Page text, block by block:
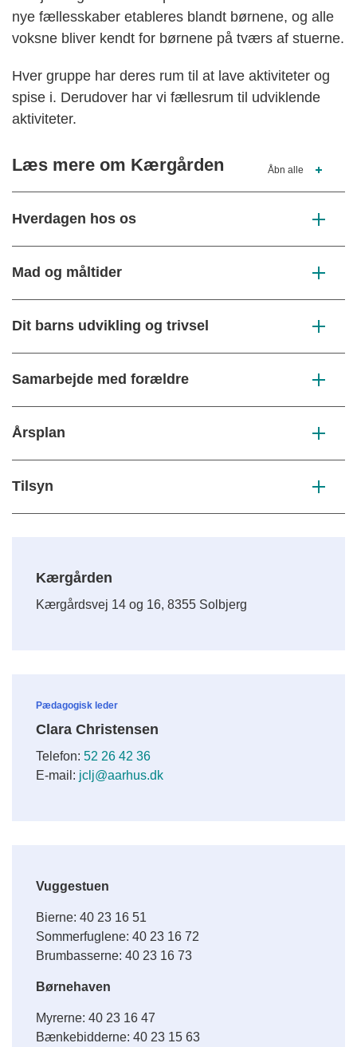
nye fællesskaber etableres blandt børnene, og alle
voksne bliver kendt for børnene på tværs af stuerne.
Hver gruppe har deres rum til at lave aktiviteter og
spise i. Derudover har vi fællesrum til udviklende
aktiviteter.
Læs mere om Kærgården Åbn alle
Hverdagen hos os
Mad og måltider
Dit barns udvikling og trivsel
Samarbejde med forældre
Årsplan
Tilsyn
Kærgården
Kærgårdsvej 14 og 16, 8355 Solbjerg
Pædagogisk leder
Clara Christensen
Telefon: 52 26 42 36
E-mail: jclj@aarhus.dk
Vuggestuen
Bierne: 40 23 16 51
Sommerfuglene: 40 23 16 72
Brumbasserne: 40 23 16 73
Børnehaven
Myrerne: 40 23 16 47
Bænkebidderne: 40 23 15 63